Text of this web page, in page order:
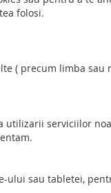
folosi.
( precum limba
serviciilor
ului sau tabletei,